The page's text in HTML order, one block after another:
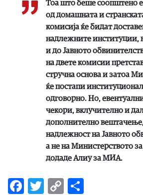
Тоа што беше соопштено
од домашната и
комисија ќе бидат
надлежните институции,
и до Јавното
на двете комисии
стручна основа и затоа
ќе постапи
одговорно. Но,
чекори, вклучително и
дополнително вештачење,
надлежност на Јавното
а не на Министерството за
додаде Алиу за МИА.
Facebook
Twitter
Copy